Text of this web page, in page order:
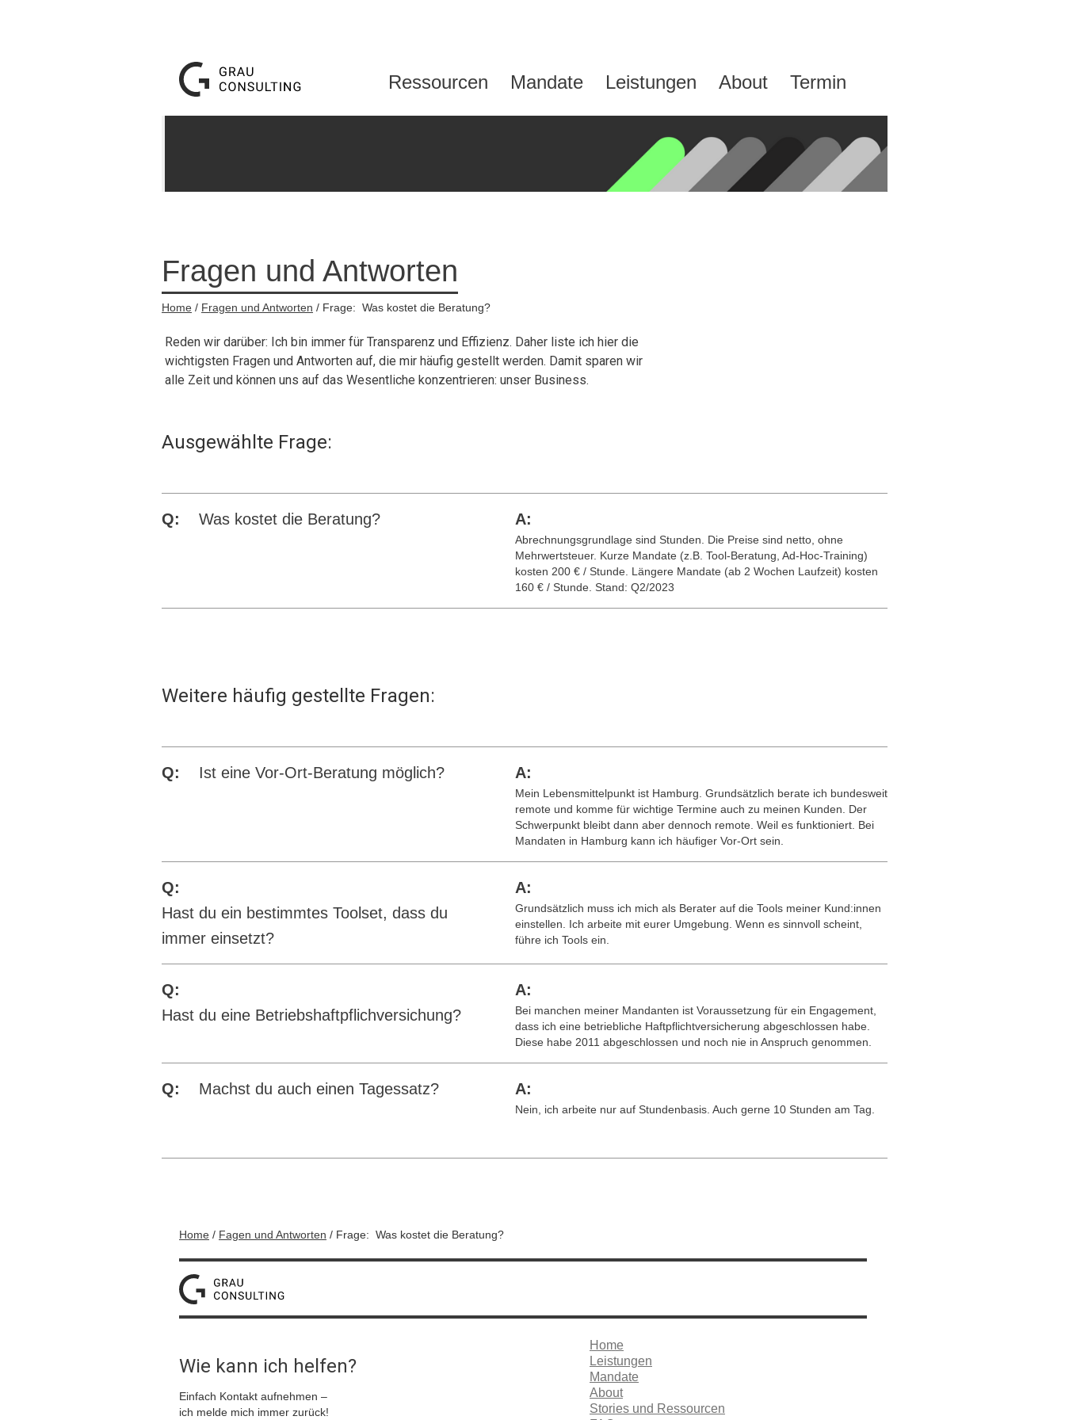
Ressourcen Mandate Leistungen About Termin
Fragen und Antworten
Home / Fragen und Antworten / Frage: Was kostet die Beratung?
Reden wir darüber: Ich bin immer für Transparenz und Effizienz. Daher liste ich hier die
wichtigsten Fragen und Antworten auf, die mir häufig gestellt werden. Damit sparen wir
alle Zeit und können uns auf das Wesentliche konzentrieren: unser Business.
Ausgewählte Frage:
Q: Was kostet die Beratung? A:
Abrechnungsgrundlage sind Stunden. Die Preise sind netto, ohne
Mehrwertsteuer. Kurze Mandate (z.B. Tool-Beratung, Ad-Hoc-Training)
kosten 200 € / Stunde. Längere Mandate (ab 2 Wochen Laufzeit) kosten
160 € / Stunde. Stand: Q2/2023
Weitere häufig gestellte Fragen:
Q: Ist eine Vor-Ort-Beratung möglich? A:
Mein Lebensmittelpunkt ist Hamburg. Grundsätzlich berate ich bundesweit
remote und komme für wichtige Termine auch zu meinen Kunden. Der
Schwerpunkt bleibt dann aber dennoch remote. Weil es funktioniert. Bei
Mandaten in Hamburg kann ich häufiger Vor-Ort sein.
Q:
Hast du ein bestimmtes Toolset, dass du
immer einsetzt?
A:
Grundsätzlich muss ich mich als Berater auf die Tools meiner Kund:innen
einstellen. Ich arbeite mit eurer Umgebung. Wenn es sinnvoll scheint,
führe ich Tools ein.
Q:
Hast du eine Betriebshaftpflichversichung?
A:
Bei manchen meiner Mandanten ist Voraussetzung für ein Engagement,
dass ich eine betriebliche Haftpflichtversicherung abgeschlossen habe.
Diese habe 2011 abgeschlossen und noch nie in Anspruch genommen.
Q: Machst du auch einen Tagessatz? A:
Nein, ich arbeite nur auf Stundenbasis. Auch gerne 10 Stunden am Tag.
Home / Fagen und Antworten / Frage: Was kostet die Beratung?
Wie kann ich helfen?
Einfach Kontakt aufnehmen –
ich melde mich immer zurück!
Home
Leistungen
Mandate
About
Stories und Ressourcen